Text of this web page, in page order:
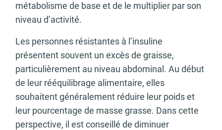
métabolisme de base et de le multiplier par son
niveau d’activité.
Les personnes résistantes à l’insuline
présentent souvent un excès de graisse,
particulièrement au niveau abdominal. Au début
de leur rééquilibrage alimentaire, elles
souhaitent généralement réduire leur poids et
leur pourcentage de masse grasse. Dans cette
perspective, il est conseillé de diminuer